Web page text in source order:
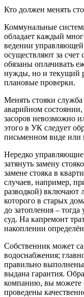
Кто должен менять
Коммунальные
обладает каждый
ведении
осуществляют за
обязаны оплачивать
нужды, но и текущий
плановые проверки.
Менять стояки
аварийном состоянии,
засоров невозможно
этого в УК следует
письменном виде или
Нередко
затянуть замену
замене стояка в
случаев, например,
разводкой) включают
которого в старых
до затопления –
суд. На капремонт
накоплении
Собственник может
водоснабжения;
правильно
выдана гарантия.
компанию, вы можете
проведены